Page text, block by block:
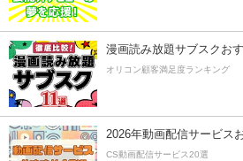
漫画読み放題サブスクお
オリコン顧客満足度ランキング
2026年動画配信サービス
CS動画配信サービス20選